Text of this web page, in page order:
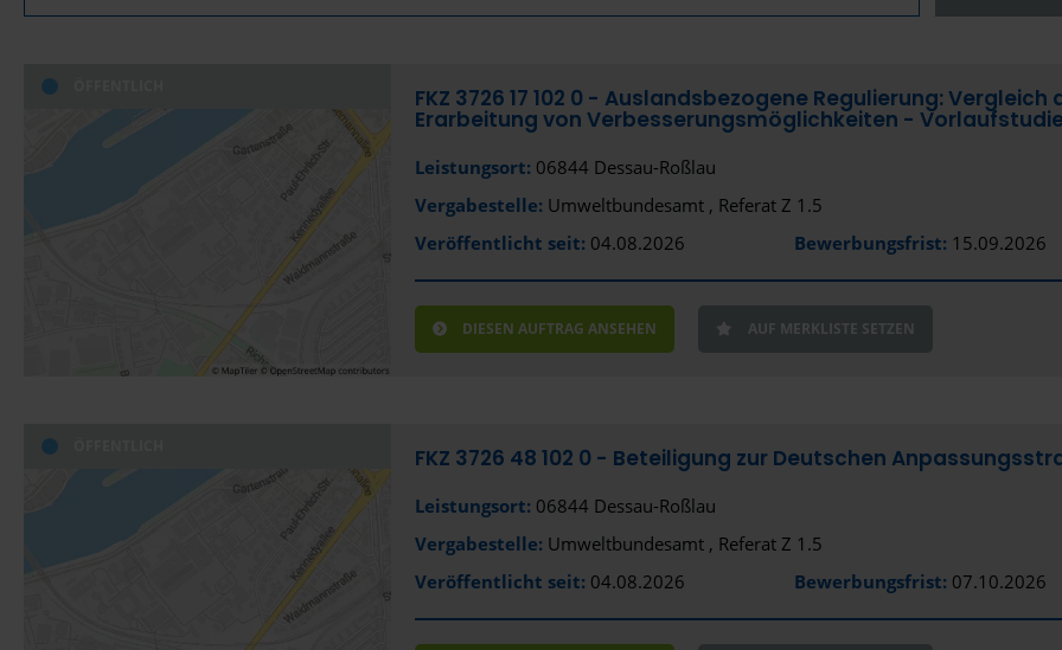
Dessau-
FKZ 3726 17 102 0 - Auslandsbezogene Regulierung:
Erarbeitung von Verbesserungsmöglichkeiten -
Leistungsort: 06844 Dessau-Roßlau
Vergabestelle: Umweltbundesamt , Referat Z 1.5
Veröffentlicht seit: 04.08.2026 Bewerbungsfrist: 15.09.2026
DIESEN AUFTRAG ANSEHEN AUF MERKLISTE SETZEN
FKZ 3726 48 102 0 - Beteiligung zur Deutschen
Leistungsort: 06844 Dessau-Roßlau
Vergabestelle: Umweltbundesamt , Referat Z 1.5
Veröffentlicht seit: 04.08.2026 Bewerbungsfrist: 07.10.2026